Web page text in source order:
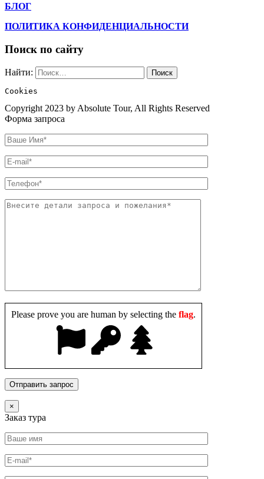
БЛОГ
ПОЛИТИКА КОНФИДЕНЦИАЛЬНОСТИ
Поиск по сайту
Найти:
Cookies
Copyright 2023 by Absolute Tour, All Rights Reserved
Форма запроса
Please prove you are human by selecting the flag.
×
Заказ тура